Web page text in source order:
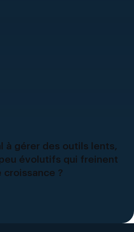
à gérer des outils lents,
évolutifs qui freinent
croissance ?